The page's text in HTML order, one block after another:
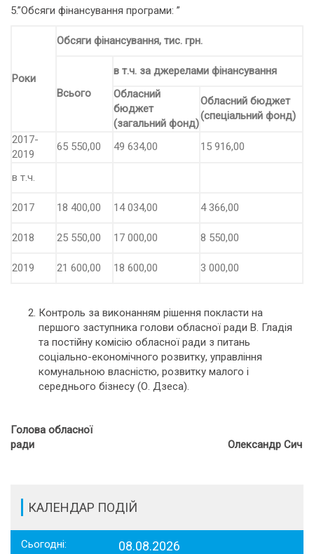
5.”Обсяги фінансування програми: ”
Роки
Обсяги фінансування, тис. грн.
Всього
в т.ч. за джерелами фінансування
Обласний
бюджет
(загальний фонд)
Обласний бюджет
(спеціальний фонд)
2017-
2019
65 550,00 49 634,00 15 916,00
в т.ч.
2017 18 400,00 14 034,00 4 366,00
2018 25 550,00 17 000,00 8 550,00
2019 21 600,00 18 600,00 3 000,00
Контроль за виконанням рішення покласти на
першого заступника голови обласної ради В. Гладія
та постійну комісію обласної ради з питань
соціально-економічного розвитку, управління
комунальною власністю, розвитку малого і
середнього бізнесу (О. Дзеса).
Голова обласної
ради Олександр Сич
КАЛЕНДАР ПОДІЙ
Сьогодні: 08.08.2026